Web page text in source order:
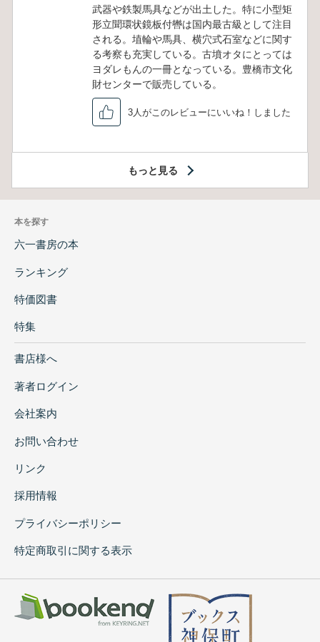
武器や鉄製馬具などが出土した。特に小型矩
形立聞環状鏡板付轡は国内最古級として注目
される。埴輪や馬具、横穴式石室などに関す
る考察も充実している。古墳オタにとっては
ヨダレもんの一冊となっている。豊橋市文化
財センターで販売している。
3人がこのレビューにいいね！しました
もっと見る
本を探す
六一書房の本
ランキング
特価図書
特集
書店様へ
著者ログイン
会社案内
お問い合わせ
リンク
採用情報
プライバシーポリシー
特定商取引に関する表示